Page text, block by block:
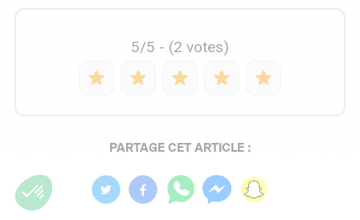
5/5 - (2 votes)
PARTAGE CET ARTICLE :